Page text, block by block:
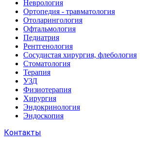
Неврология
Ортопедия - травматология
Отоларингология
Офтальмология
Педиатрия
Рентгенология
Сосудистая хирургия, флебология
Стоматология
Терапия
УЗД
Физиотерапия
Хирургия
Эндокринология
Эндоскопия
Контакты